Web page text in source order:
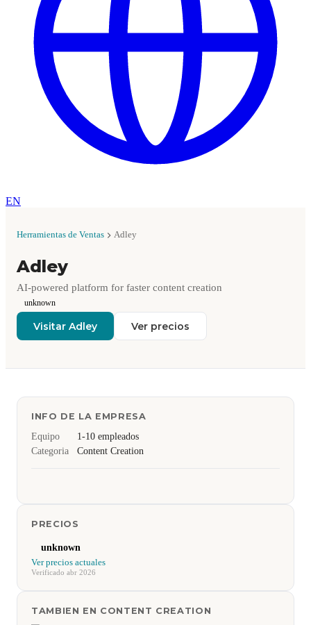
EN
Herramientas de Ventas Adley
Adley
AI-powered platform for faster content creation
unknown
Visitar Adley Ver precios
INFO DE LA EMPRESA
Equipo
1-10 empleados
Categoria
Content Creation
PRECIOS
unknown
Ver precios actuales
Verificado abr 2026
TAMBIEN EN CONTENT CREATION